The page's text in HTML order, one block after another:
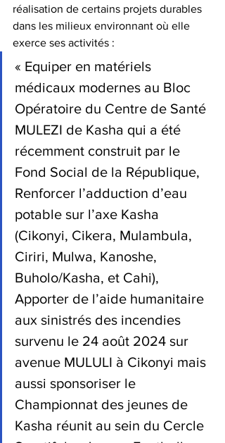
réalisation de certains projets durables
dans les milieux environnant où elle
exerce ses activités :
« Equiper en matériels
médicaux modernes au Bloc
Opératoire du Centre de Santé
MULEZI de Kasha qui a été
récemment construit par le
Fond Social de la République,
Renforcer l’adduction d’eau
potable sur l’axe Kasha
(Cikonyi, Cikera, Mulambula,
Ciriri, Mulwa, Kanoshe,
Buholo/Kasha, et Cahi),
Apporter de l’aide humanitaire
aux sinistrés des incendies
survenu le 24 août 2024 sur
avenue MULULI à Cikonyi mais
aussi sponsoriser le
Championnat des jeunes de
Kasha réunit au sein du Cercle